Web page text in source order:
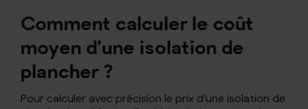
Comment calculer le coût
moyen d’une isolation de
plancher ?
Pour calculer avec précision le prix d’une isolation de